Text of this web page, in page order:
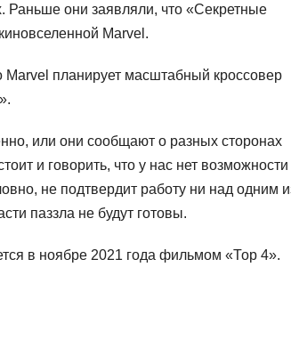
Раньше они заявляли, что «Секретные
Marvel.
Marvel планирует масштабный кроссовер
или они сообщают о разных сторонах
и говорить, что у нас нет возможности
не подтвердит работу ни над одним
паззла не будут готовы.
в ноябре 2021 года фильмом «Тор 4».